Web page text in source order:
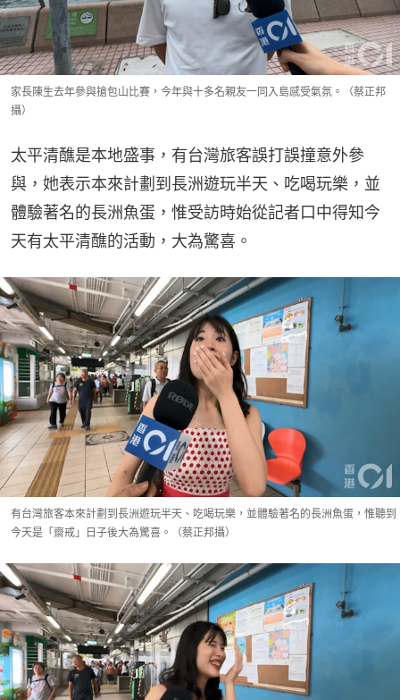
家長陳生去年參與搶包山比賽，今年與十多名親友一同入島感受氣氛。（蔡正邦
攝）
太平清醮是本地盛事，有台灣旅客誤打誤撞意外參
與，她表示本來計劃到長洲遊玩半天、吃喝玩樂，並
體驗著名的長洲魚蛋，惟受訪時始從記者口中得知今
天有太平清醮的活動，大為驚喜。
有台灣旅客本來計劃到長洲遊玩半天、吃喝玩樂，並體驗著名的長洲魚蛋，惟聽到
今天是「齋戒」日子後大為驚喜。（蔡正邦攝）